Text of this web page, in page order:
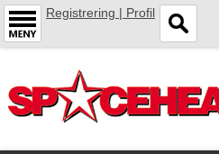
Registrering | Profil